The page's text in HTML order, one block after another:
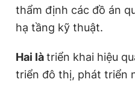
thẩm định các đồ án
hạ tầng kỹ thuật.
Hai làtriển khai hiệu
triển đô thị, phát triển